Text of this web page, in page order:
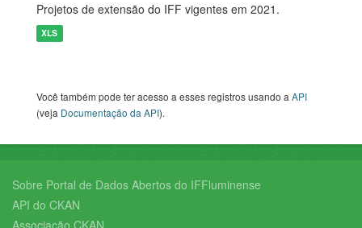
Projetos de extensão do IFF vigentes em 2021.
XLS
Você também pode ter acesso a esses registros usando aAPI
(veja Documentação da API).
Sobre Portal de Dados Abertos do IFFluminense
API do CKAN